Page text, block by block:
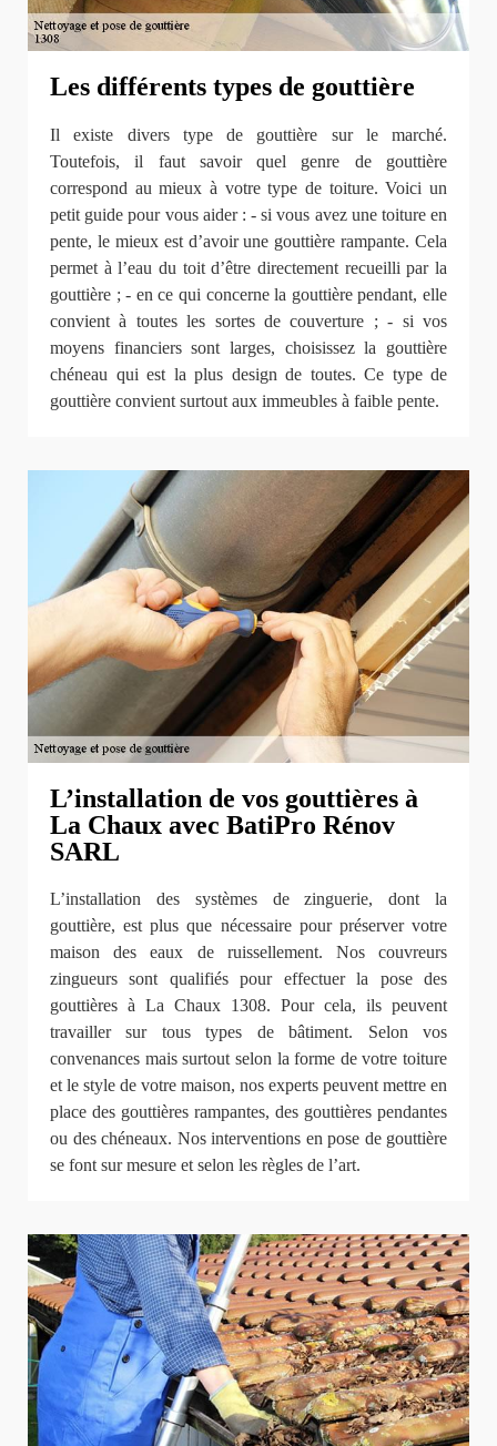
Les différents types de gouttière
Il existe divers type de gouttière sur le marché.
Toutefois, il faut savoir quel genre de gouttière
correspond au mieux à votre type de toiture. Voici un
petit guide pour vous aider : - si vous avez une toiture en
pente, le mieux est d’avoir une gouttière rampante. Cela
permet à l’eau du toit d’être directement recueilli par la
gouttière ; - en ce qui concerne la gouttière pendant, elle
convient à toutes les sortes de couverture ; - si vos
moyens financiers sont larges, choisissez la gouttière
chéneau qui est la plus design de toutes. Ce type de
gouttière convient surtout aux immeubles à faible pente.
L’installation de vos gouttières à
La Chaux avec BatiPro Rénov
SARL
L’installation des systèmes de zinguerie, dont la
gouttière, est plus que nécessaire pour préserver votre
maison des eaux de ruissellement. Nos couvreurs
zingueurs sont qualifiés pour effectuer la pose des
gouttières à La Chaux 1308. Pour cela, ils peuvent
travailler sur tous types de bâtiment. Selon vos
convenances mais surtout selon la forme de votre toiture
et le style de votre maison, nos experts peuvent mettre en
place des gouttières rampantes, des gouttières pendantes
ou des chéneaux. Nos interventions en pose de gouttière
se font sur mesure et selon les règles de l’art.